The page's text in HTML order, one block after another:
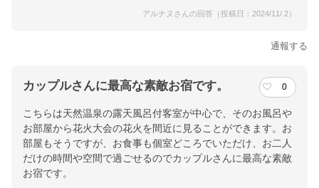
アルナヌさんの回答（投稿日：2024/11/ 2）
通報する
カップルさんに最高な素敵お宿です。 0
こちらは天然温泉の露天風呂付客室が中心で、そのお風呂や
お部屋から花火大会の花火を間近に見ることができます。お
部屋もそうですが、お食事も個室どころでいただけ、お二人
だけの時間や空間で過ごせるのでカップルさんに最高な素敵
お宿です。